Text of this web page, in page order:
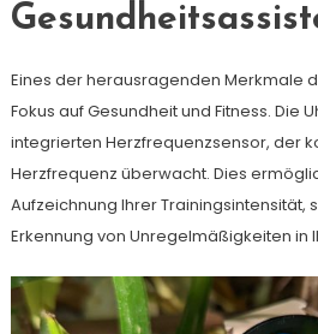
Eines der herausragenden Merkmale
Fokus auf Gesundheit und Fitness. Die
integrierten Herzfrequenzsensor, der
Herzfrequenz überwacht. Dies
Aufzeichnung Ihrer Trainingsintensität,
Erkennung von Unregelmäßigkeiten in